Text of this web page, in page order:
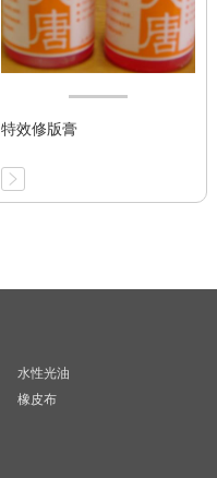
特效修版膏
水性光油
橡皮布